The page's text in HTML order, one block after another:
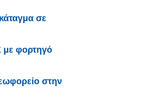
σε
με φορτηγό
στην